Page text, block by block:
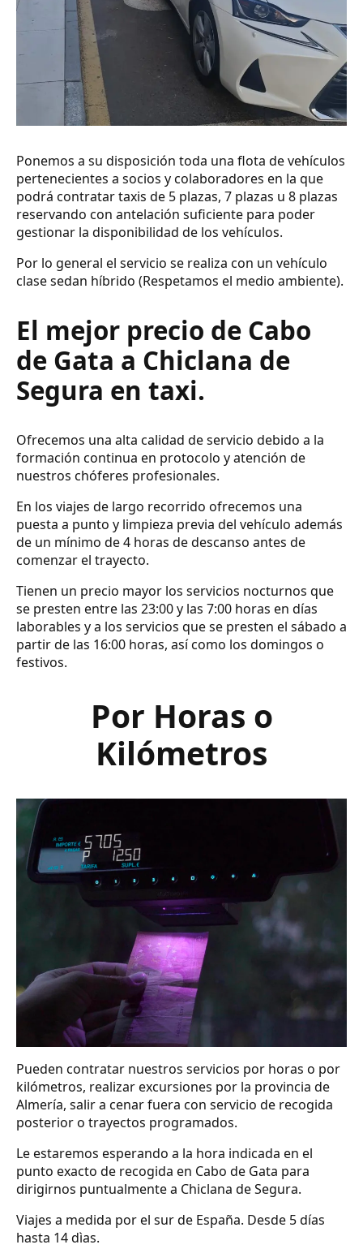
Ponemos a su disposición toda una flota de vehículos
pertenecientes a socios y colaboradores en la que
podrá contratar taxis de 5 plazas, 7 plazas u 8 plazas
reservando con antelación suficiente para poder
gestionar la disponibilidad de los vehículos.
Por lo general el servicio se realiza con un vehículo
clase sedan híbrido (Respetamos el medio ambiente).
El mejor precio de Cabo
de Gata a Chiclana de
Segura en taxi.
Ofrecemos una alta calidad de servicio debido a la
formación continua en protocolo y atención de
nuestros chóferes profesionales.
En los viajes de largo recorrido ofrecemos una
puesta a punto y limpieza previa del vehículo además
de un mínimo de 4 horas de descanso antes de
comenzar el trayecto.
Tienen un precio mayor los servicios nocturnos que
se presten entre las 23:00 y las 7:00 horas en días
laborables y a los servicios que se presten el sábado a
partir de las 16:00 horas, así como los domingos o
festivos.
Por Horas o
Kilómetros
Pueden contratar nuestros servicios por horas o por
kilómetros, realizar excursiones por la provincia de
Almería, salir a cenar fuera con servicio de recogida
posterior o trayectos programados.
Le estaremos esperando a la hora indicada en el
punto exacto de recogida en Cabo de Gata para
dirigirnos puntualmente a Chiclana de Segura.
Viajes a medida por el sur de España. Desde 5 días
hasta 14 dìas.